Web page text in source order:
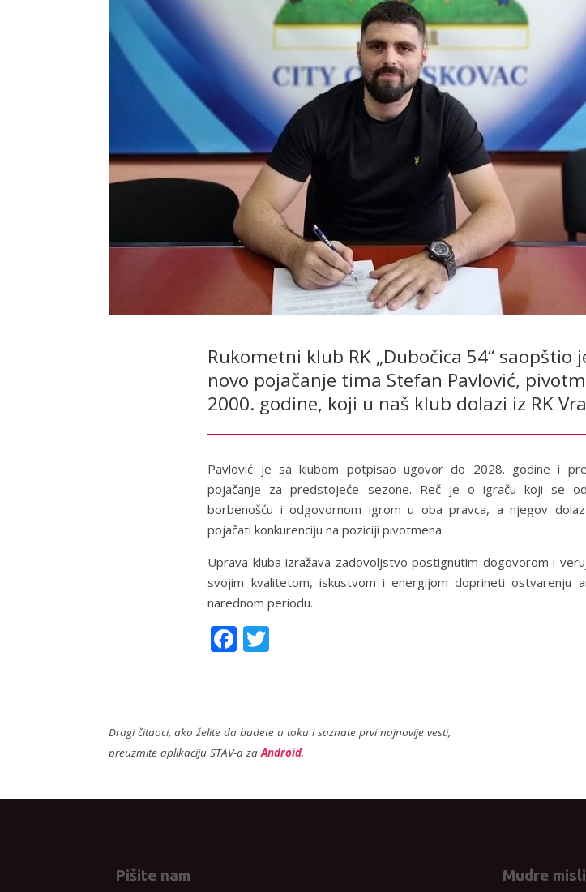
Rukometni klub RK „Dubočica 54“ saopštio
novo pojačanje tima Stefan Pavlović,
2000. godine, koji u naš klub dolazi iz RK
Pavlović je sa klubom potpisao ugovor do 2028. godine i
pojačanje za predstojeće sezone. Reč je o igraču koji se
borbenošću i odgovornom igrom u oba pravca, a njegov
pojačati konkurenciju na poziciji pivotmena.
Uprava kluba izražava zadovoljstvo postignutim dogovorom i
svojim kvalitetom, iskustvom i energijom doprineti ostvarenju
narednom periodu.
F
o
o
k
Dragi čitaoci, ako želite da budete u toku i saznate prvi najnovije vesti,
preuzmite aplikaciju STAV-a zaAndroid.
Pišite nam Mudre misli